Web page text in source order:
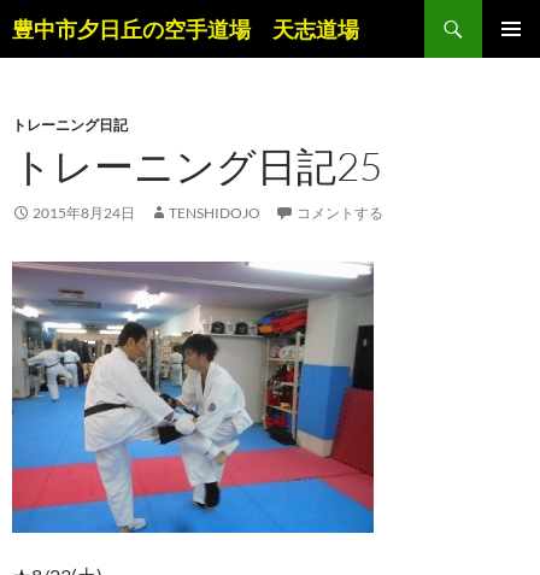
ン
ツ
キ
プ
豊中市夕日丘の空手道場 天志道場
検
索
トレーニング日記
トレーニング日記25
2015年8月24日 TENSHIDOJO コメントする